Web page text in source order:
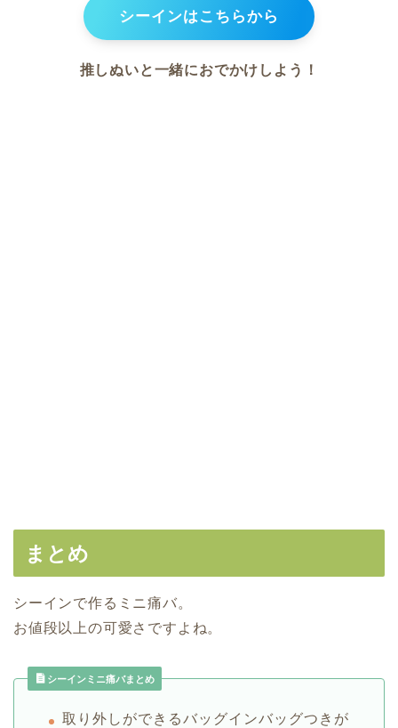
シーインはこちらから
推しぬいと一緒におでかけしよう！
まとめ
シーインで作るミニ痛バ。
お値段以上の可愛さですよね。
シーインミニ痛バまとめ
取り外しができるバッグインバッグつきが